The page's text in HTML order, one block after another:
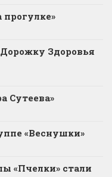
Здоровья
Сутеева»
«Веснушки»
«Пчелки» стали